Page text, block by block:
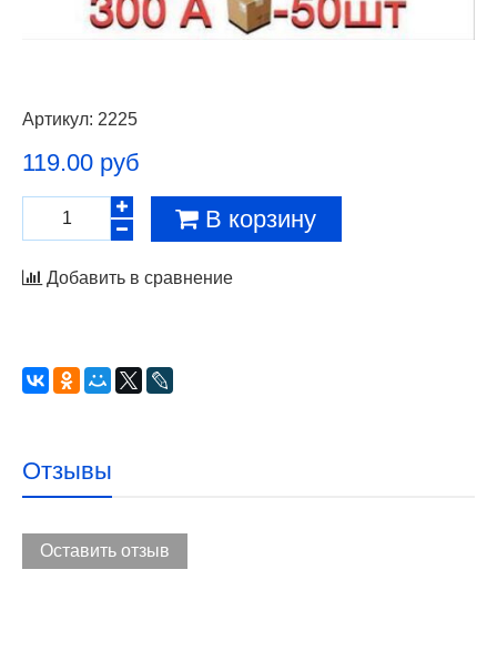
Артикул: 2225
119.00 руб
В корзину
Добавить в сравнение
Отзывы
Оставить отзыв